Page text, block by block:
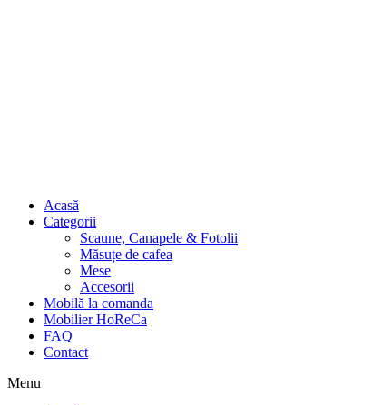
Acasă
Categorii
Scaune, Canapele & Fotolii
Măsuțe de cafea
Mese
Accesorii
Mobilă la comanda
Mobilier HoReCa
FAQ
Contact
Menu